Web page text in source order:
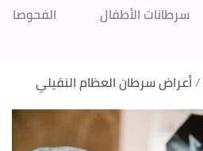
سرطانات الأطفال
أعراض سرطان العظام النقيلي